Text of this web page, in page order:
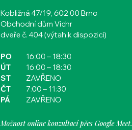
Kobližná 47/19, 602 00 Brno
Obchodní dům Vichr
dveře č. 404 (výtah k dispozici)
16:00– 18:30
16:00– 18:30
ZAVŘENO
7:00 – 11:30
ZAVŘENO
PO
ÚT
ST
ČT​​​​
PÁ
Možnost online konzultací přes Google Meet.